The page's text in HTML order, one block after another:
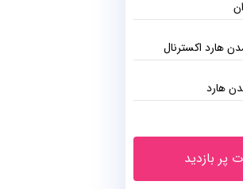
هارد اکسترنال
هارد
پر بازدید